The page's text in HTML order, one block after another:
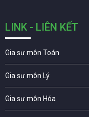
LINK - LIÊN KẾT
Gia sư môn Toán
Gia sư môn Lý
Gia sư môn Hóa